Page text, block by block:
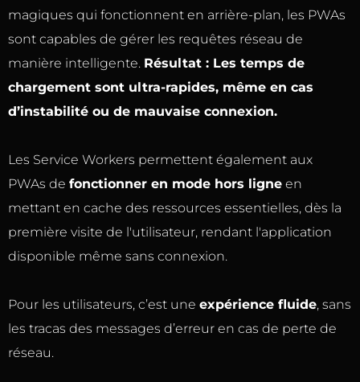
magiques qui fonctionnent en arrière-plan, les PWAs
sont capables de gérer les requêtes réseau de
manière intelligente. Résultat : Les temps de
chargement sont ultra-rapides, même en cas
d’instabilité ou de mauvaise connexion.
Les Service Workers permettent également aux
PWAs de fonctionner en mode hors ligne en
mettant en cache des ressources essentielles, dès la
première visite de l'utilisateur, rendant l'application
disponible même sans connexion.
Pour les utilisateurs, c’est une expérience fluide, sans
les tracas des messages d’erreur en cas de perte de
réseau.